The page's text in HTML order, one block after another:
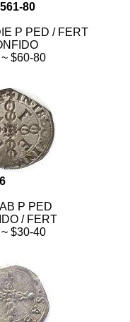
80
P PED / FERT
$60-80
P PED
/ FERT
$30-40